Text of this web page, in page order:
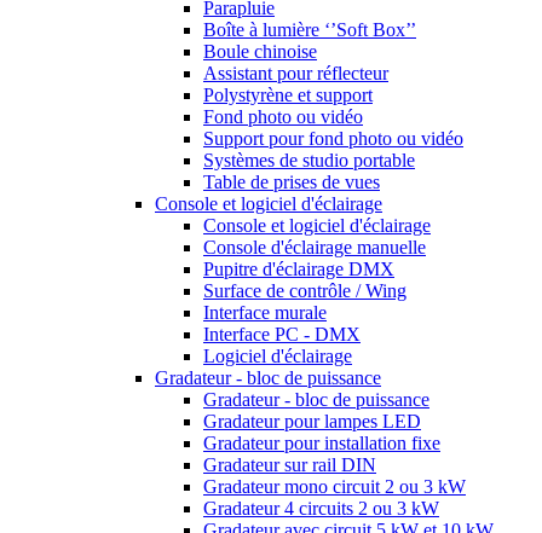
Parapluie
Boîte à lumière ‘’Soft Box’’
Boule chinoise
Assistant pour réflecteur
Polystyrène et support
Fond photo ou vidéo
Support pour fond photo ou vidéo
Systèmes de studio portable
Table de prises de vues
Console et logiciel d'éclairage
Console et logiciel d'éclairage
Console d'éclairage manuelle
Pupitre d'éclairage DMX
Surface de contrôle / Wing
Interface murale
Interface PC - DMX
Logiciel d'éclairage
Gradateur - bloc de puissance
Gradateur - bloc de puissance
Gradateur pour lampes LED
Gradateur pour installation fixe
Gradateur sur rail DIN
Gradateur mono circuit 2 ou 3 kW
Gradateur 4 circuits 2 ou 3 kW